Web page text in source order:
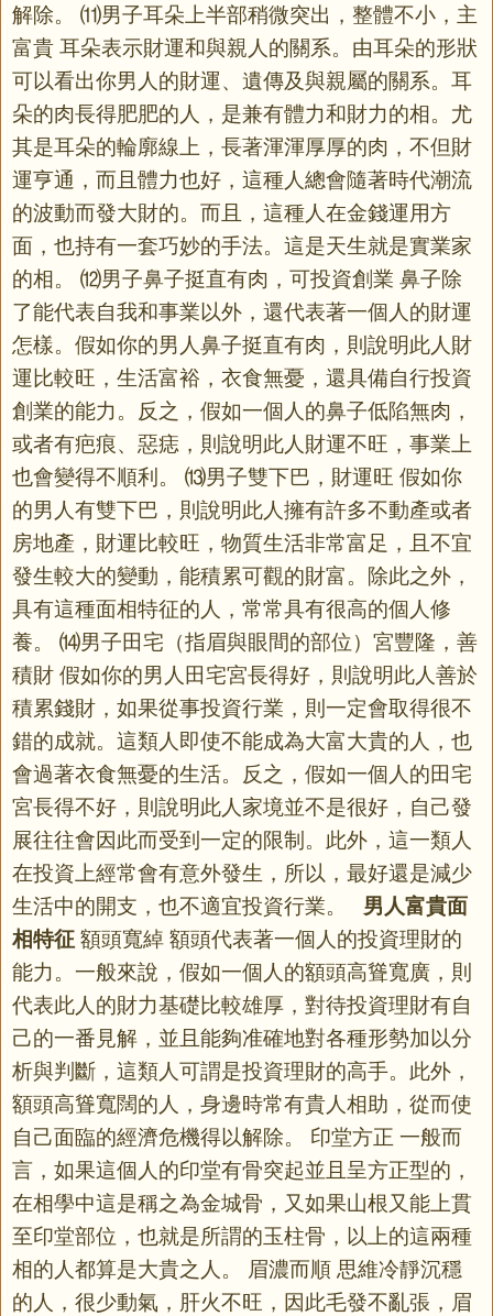
解除。 ⑾男子耳朵上半部稍微突出，整體不小，主
富貴 耳朵表示財運和與親人的關系。由耳朵的形狀
可以看出你男人的財運、遺傳及與親屬的關系。耳
朵的肉長得肥肥的人，是兼有體力和財力的相。尤
其是耳朵的輪廓線上，長著渾渾厚厚的肉，不但財
運亨通，而且體力也好，這種人總會隨著時代潮流
的波動而發大財的。而且，這種人在金錢運用方
面，也持有一套巧妙的手法。這是天生就是實業家
的相。 ⑿男子鼻子挺直有肉，可投資創業 鼻子除
了能代表自我和事業以外，還代表著一個人的財運
怎樣。假如你的男人鼻子挺直有肉，則說明此人財
運比較旺，生活富裕，衣食無憂，還具備自行投資
創業的能力。反之，假如一個人的鼻子低陷無肉，
或者有疤痕、惡痣，則說明此人財運不旺，事業上
也會變得不順利。 ⒀男子雙下巴，財運旺 假如你
的男人有雙下巴，則說明此人擁有許多不動產或者
房地產，財運比較旺，物質生活非常富足，且不宜
發生較大的變動，能積累可觀的財富。除此之外，
具有這種面相特征的人，常常具有很高的個人修
養。 ⒁男子田宅（指眉與眼間的部位）宮豐隆，善
積財 假如你的男人田宅宮長得好，則說明此人善於
積累錢財，如果從事投資行業，則一定會取得很不
錯的成就。這類人即使不能成為大富大貴的人，也
會過著衣食無憂的生活。反之，假如一個人的田宅
宮長得不好，則說明此人家境並不是很好，自己發
展往往會因此而受到一定的限制。此外，這一類人
在投資上經常會有意外發生，所以，最好還是減少
生活中的開支，也不適宜投資行業。 男人富貴面
相特征 額頭寬綽 額頭代表著一個人的投資理財的
能力。一般來說，假如一個人的額頭高聳寬廣，則
代表此人的財力基礎比較雄厚，對待投資理財有自
己的一番見解，並且能夠准確地對各種形勢加以分
析與判斷，這類人可謂是投資理財的高手。此外，
額頭高聳寬闊的人，身邊時常有貴人相助，從而使
自己面臨的經濟危機得以解除。 印堂方正 一般而
言，如果這個人的印堂有骨突起並且呈方正型的，
在相學中這是稱之為金城骨，又如果山根又能上貫
至印堂部位，也就是所謂的玉柱骨，以上的這兩種
相的人都算是大貴之人。 眉濃而順 思維冷靜沉穩
的人，很少動氣，肝火不旺，因此毛發不亂張，眉